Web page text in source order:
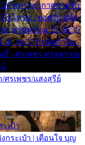
ทหารอากาศขาดรัก
ใจโทรม - ยอดรัก สลัก
ร ศรสุพรรณ 15. 46:35
49:57 กำนันกำใน -
ธิ์ - ศรเพชร ศรสุพรรณ
น์
ศรเพชร/แสงสุรีย์
ะเป๋า
กระเป๋า | เตือนใจ บุญ